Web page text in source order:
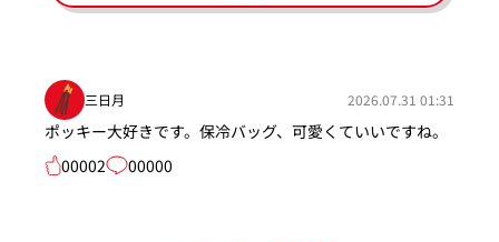
三日月 2026.07.31 01:31
ポッキー大好きです。保冷バッグ、可愛くていいですね。
00002
00000